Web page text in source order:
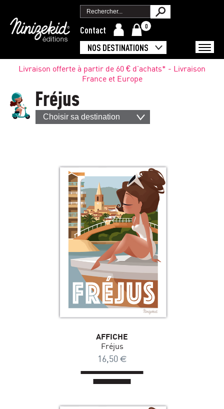
Contact 0
NOS DESTINATIONS
Livraison offerte à partir de 60 € d'achats* - Livraison
France et Europe
Fréjus
Choisir sa destination
AFFICHE
Fréjus
16,50 €